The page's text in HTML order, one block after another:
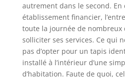
autrement dans le second. En
établissement financier,
toute la journée de
solliciter ses services. Ce qui
pas d’opter pour un tapis
installé à l’intérieur d’une
d’habitation. Faute de quoi,